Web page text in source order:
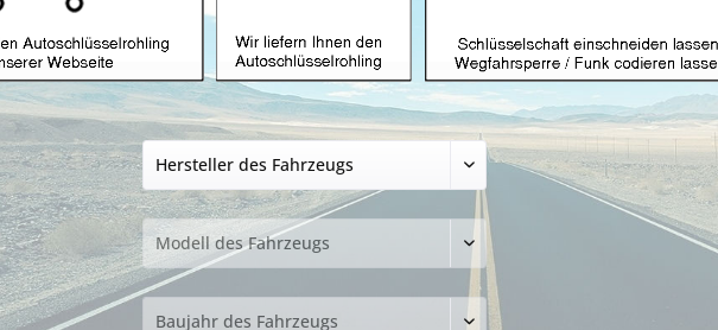
Citroen mit MIT11R
ab 9,99 € * 29,99 € * (66,69 %
inkl. MwSt.zzgl. Versandkosten
Bitte wähle zuerst eine